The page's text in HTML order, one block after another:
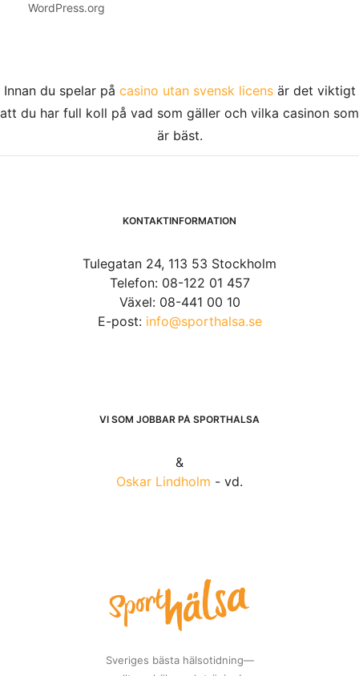
WordPress.org
Innan du spelar på casino utan svensk licensär det viktigt
att du har full koll på vad som gäller och vilka casinon som
är bäst.
KONTAKTINFORMATION
Tulegatan 24, 113 53 Stockholm
Telefon: 08-122 01 457
Växel: 08-441 00 10
E-post: info@sporthalsa.se
VI SOM JOBBAR PÅ SPORTHÄLSA
&
Oskar Lindholm - vd.
Sveriges bästa hälsotidning—